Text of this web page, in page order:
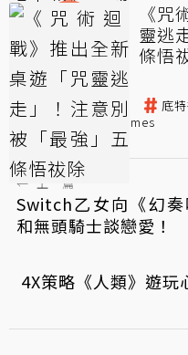
《咒
靈逃
條悟
桌遊 黑相集 底
Supermassive Games
← 上一篇
Switch乙女向《幻
和無頭騎士談戀愛！
4X策略《人類》遊玩